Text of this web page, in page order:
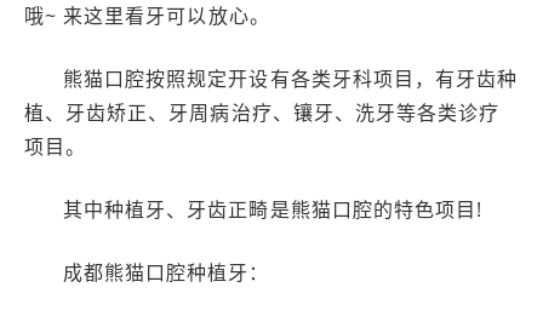
哦~ 来这里看牙可以放心。
熊猫口腔按照规定开设有各类牙科项目，有牙齿种
植、牙齿矫正、牙周病治疗、镶牙、洗牙等各类诊疗
项目。
其中种植牙、牙齿正畸是熊猫口腔的特色项目!
成都熊猫口腔种植牙：